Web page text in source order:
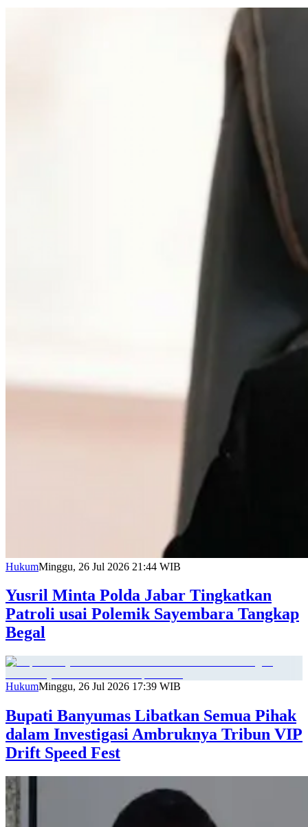
HukumMinggu, 26 Jul 2026 21:44 WIB
Yusril Minta Polda Jabar Tingkatkan
Patroli usai Polemik Sayembara Tangkap
Begal
HukumMinggu, 26 Jul 2026 17:39 WIB
Bupati Banyumas Libatkan Semua Pihak
dalam Investigasi Ambruknya Tribun VIP
Drift Speed Fest